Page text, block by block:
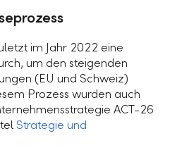
im Jahr 2022 eine
um den steigenden
(EU und Schweiz)
Prozess wurden auch
ACT-26
Strategie und